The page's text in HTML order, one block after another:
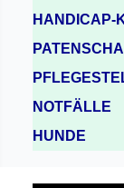
HANDICAP-
NOTFÄLLE
HUNDE